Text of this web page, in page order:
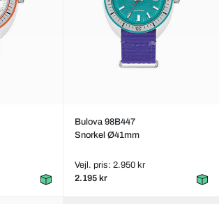
Bulova 98B447
Snorkel Ø41mm
Vejl. pris: 2.950 kr
2.195 kr